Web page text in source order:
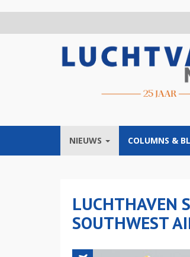
NIEUWS COLUMNS &
LUCHTHAVEN
SOUTHWEST